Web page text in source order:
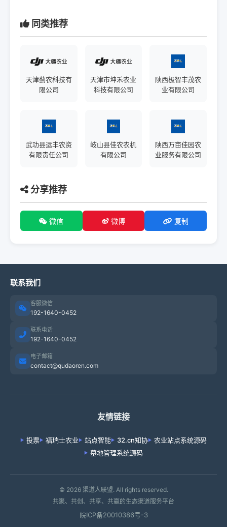
同类推荐
天津蓟农科技有
限公司
天津市坤禾农业
科技有限公司
陕西极智丰茂农
业有限公司
武功县运丰农资
有限责任公司
岐山县佳农农机
有限公司
陕西万亩佳园农
业服务有限公司
分享推荐
微信 微博 复制
联系我们
客服微信
192-1640-0452
联系电话
192-1640-0452
电子邮箱
contact@qudaoren.com
友情链接
投票 福瑞士农业 站点智能 32.cn知协
农业站点系统源码
墓地管理系统源码
© 2026 渠道人联盟. All rights reserved.
共聚、共创、共享、共赢的生态渠道服务平台
皖ICP备20010386号-3